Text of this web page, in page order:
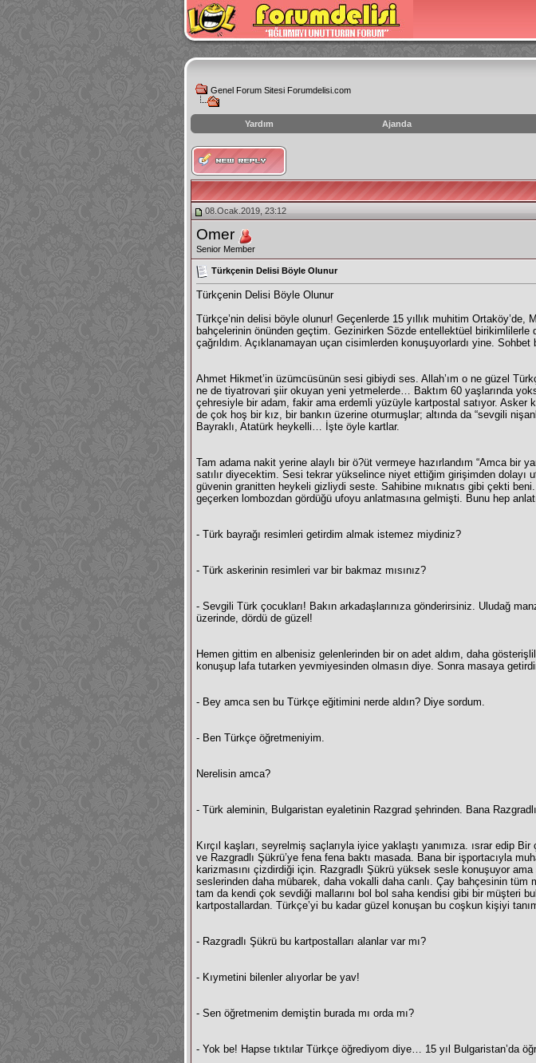
Genel Forum Sitesi Forumdelisi.com
Yardım
Ajanda
instagram
izlenme
hilesi
08.Ocak.2019, 23:12
Omer
Senior Member
Türkçenin Delisi Böyle Olunur
Türkçenin Delisi Böyle Olunur
Türkçe’nin delisi böyle olunur! Geçenlerde 15 yıllık muhitim Ortaköy’de,
bahçelerinin önünden geçtim. Gezinirken Sözde entellektüel birikimlilerle
çağrıldım. Açıklanamayan uçan cisimlerden konuşuyorlardı yine.
Ahmet Hikmet’in üzümcüsünün sesi gibiydi ses. Allah’ım o ne güzel
ne de tiyatrovari şiir okuyan yeni yetmelerde… Baktım 60 yaşlarında
çehresiyle bir adam, fakir ama erdemli yüzüyle kartpostal satıyor. Asker
de çok hoş bir kız, bir bankın üzerine oturmuşlar; altında da “sevgili
Bayraklı, Atatürk heykelli… İşte öyle kartlar.
Tam adama nakit yerine alaylı bir ö?üt vermeye hazırlandım “Amca bir
satılır diyecektim. Sesi tekrar yükselince niyet ettiğim girişimden dolayı
güvenin granitten heykeli gizliydi seste. Sahibine mıknatıs gibi çekti
geçerken lombozdan gördüğü ufoyu anlatmasına gelmişti. Bunu hep
- Türk bayrağı resimleri getirdim almak istemez miydiniz?
- Türk askerinin resimleri var bir bakmaz mısınız?
- Sevgili Türk çocukları! Bakın arkadaşlarınıza gönderirsiniz. Uludağ
üzerinde, dördü de güzel!
Hemen gittim en albenisiz gelenlerinden bir on adet aldım, daha
konuşup lafa tutarken yevmiyesinden olmasın diye. Sonra masaya
- Bey amca sen bu Türkçe eğitimini nerde aldın? Diye sordum.
- Ben Türkçe öğretmeniyim.
Nerelisin amca?
- Türk aleminin, Bulgaristan eyaletinin Razgrad şehrinden. Bana
Kırçıl kaşları, seyrelmiş saçlarıyla iyice yaklaştı yanımıza. ısrar edip
ve Razgradlı Şükrü’ye fena fena baktı masada. Bana bir işportacıyla
karizmasını çizdirdiği için. Razgradlı Şükrü yüksek sesle konuşuyor
seslerinden daha mübarek, daha vokalli daha canlı. Çay bahçesinin
tam da kendi çok sevdiği mallarını bol bol saha kendisi gibi bir müşteri
kartpostallardan. Türkçe’yi bu kadar güzel konuşan bu coşkun kişiyi
- Razgradlı Şükrü bu kartpostalları alanlar var mı?
- Kıymetini bilenler alıyorlar be yav!
- Sen öğretmenim demiştin burada mı orda mı?
- Yok be! Hapse tıktılar Türkçe öğrediyom diye… 15 yıl Bulgaristan’da